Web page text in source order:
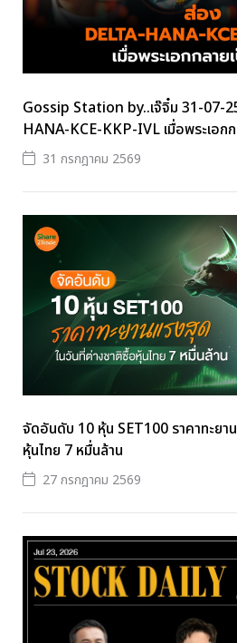
Gossip Station by..เจ๊จิ๋ม 31-07-
HANA-KCE-KKP-IVL เมื่อพระเอก
31 กรกฎาคม 2569
จัดอันดับ 10 หุ้น SET100 ราคาทะยา
หุ้นไทย 7 หมื่นล้าน
27 กรกฎาคม 2569